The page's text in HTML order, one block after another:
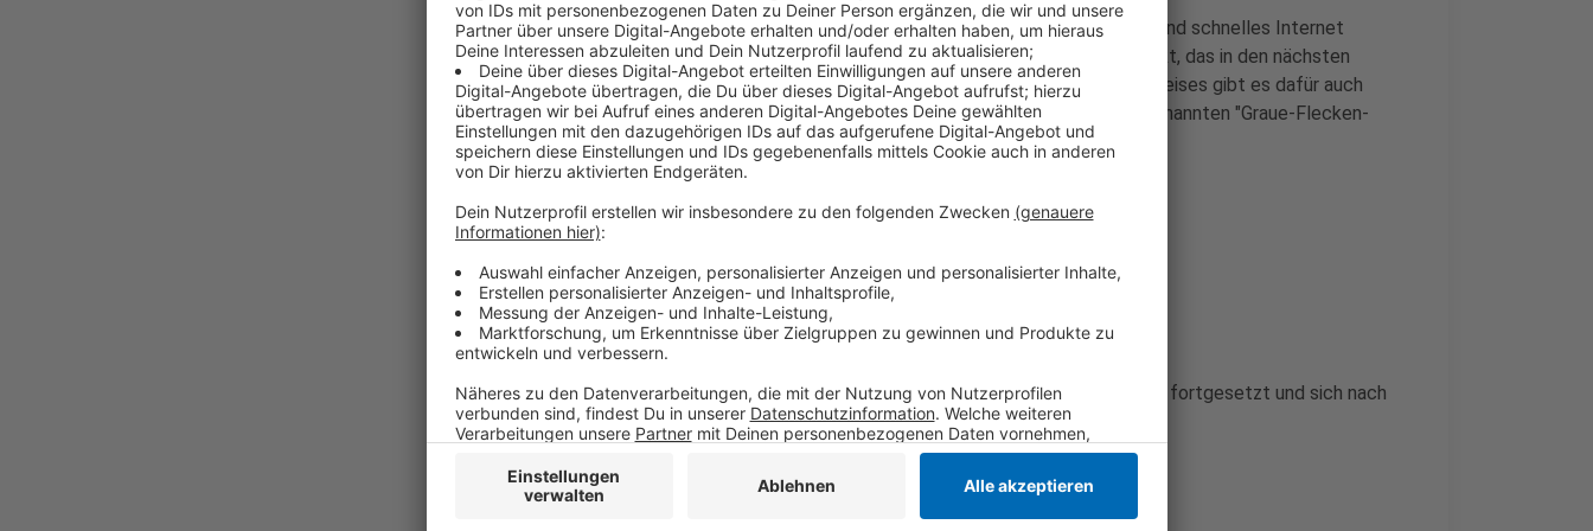
Mehr als 30 Millionen Euro sollen im Kreis Viersen in flächendeckend schnelles Internet
investiert werden. Jetzt war offizieller Spatenstich für das Projekt, das in den nächsten
zweieinhalb Jahren umgesetzt werden soll. Nach Angaben des Kreises gibt es dafür auch
Fördermittel von Land und Bund. Die Maßnahme ist Teil des sogenannten "Graue-Flecken-
Programms".
Start des Ausbaus in Willich
Anzeige
Der Ausbau startet als erstes in Willich, wird danach in Tönisvorst fortgesetzt und sich nach
und nach auf das gesamte Kreisgebiet ausweiten.